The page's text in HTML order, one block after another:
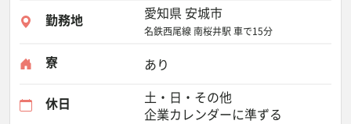
勤務地 愛知県 安城市
名鉄西尾線 南桜井駅 車で15分
寮 あり
休日
土・日・その他
企業カレンダーに準ずる